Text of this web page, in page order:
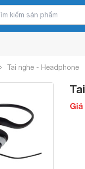
Tai nghe - Headphone